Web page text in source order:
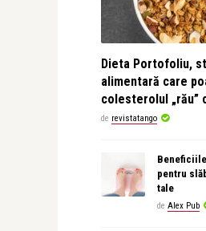
Dieta Portofoliu,
alimentară care
colesterolul „rău”
de revistatango
pentru
tale
de Alex Pub